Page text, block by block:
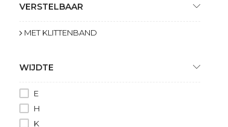
VERSTELBAAR
MET KLITTENBAND
WIJDTE
E
H
K